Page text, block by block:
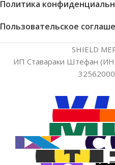
Политика
Пользовательское
SHIELD
ИП Ставараки Штефан